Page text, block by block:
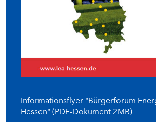
Informationsflyer "Bürgerforum
Hessen" (PDF-Dokument 2MB)